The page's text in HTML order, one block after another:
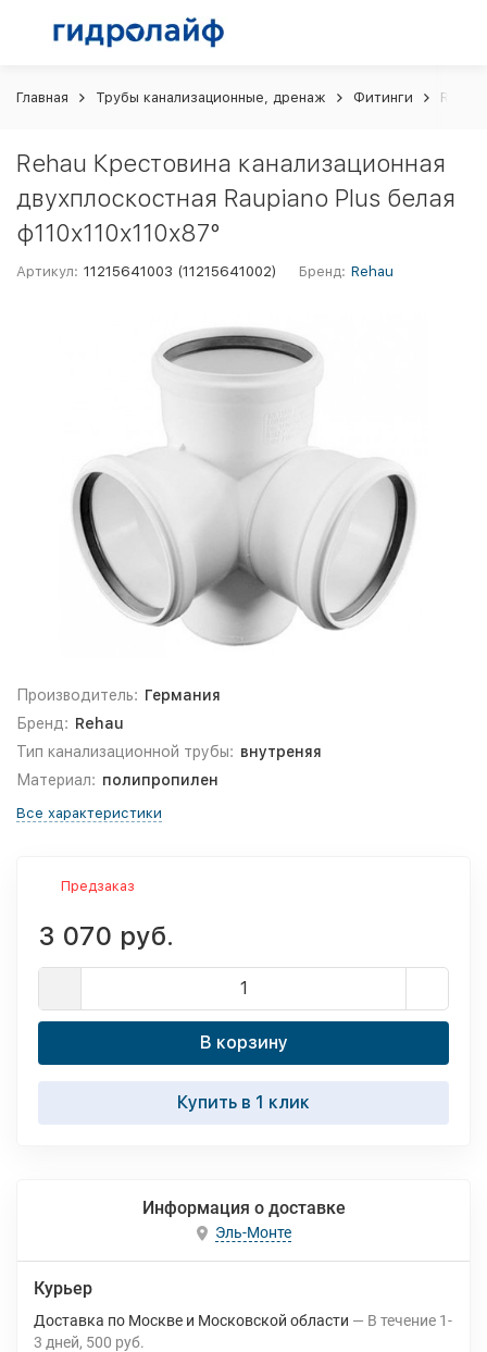
Главная Трубы канализационные, дренаж Фитинги Rehau
Rehau Крестовина канализационная
двухплоскостная Raupiano Plus белая
ф110х110х110х87°
Артикул: 11215641003 (11215641002) Бренд: Rehau
Производитель: Германия
Бренд: Rehau
Тип канализационной трубы: внутреняя
Материал: полипропилен
Все характеристики
Предзаказ
3 070 руб.
В корзину
Купить в 1 клик
Информация о доставке
Эль-Монте
Курьер
Доставка по Москве и Московской области В течение 1-
3 дней 500 руб.